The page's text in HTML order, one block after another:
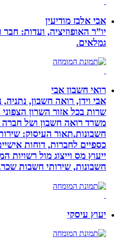
אבי אלבז מודיעין
יו”ר האופוזיציה, ועדות: חבר
גמלאים.
רואי חשבון אבי
אבי וידן, רואה חשבון, נתניה,
שרות בכל אזור השרון הצפוני
משרד רואה חשבון ושל חברה
חשבונות.תאור העיסוק: שירותי
כספיים לחברות, דוחות אישיים
ייעוץ מס וייצוג מול רשויות המס,
חשבונות, שירותי חשבות שכר.
יעוץ עיסקי